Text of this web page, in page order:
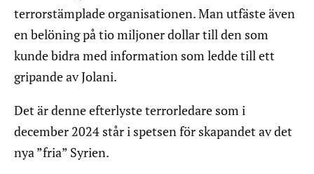
terrorstämplade organisationen. Man utfäste även
en belöning på tio miljoner dollar till den som
kunde bidra med information som ledde till ett
gripande av Jolani.
Det är denne efterlyste terrorledare som i
december 2024 står i spetsen för skapandet av det
nya ”fria” Syrien.